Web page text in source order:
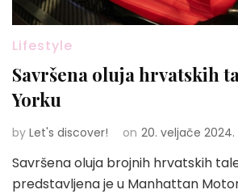
Lifestyle
Savršena oluja hrvatskih
Yorku
by Let's discover! on 20. veljače 2024.
Savršena oluja brojnih hrvatskih
predstavljena je u Manhattan